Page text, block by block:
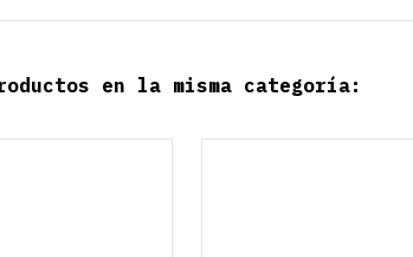
en la misma categoría: